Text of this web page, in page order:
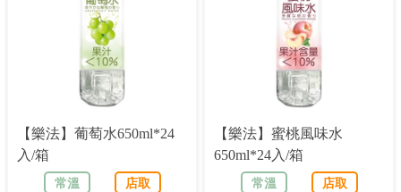
【樂法】葡萄水650ml*24
入/箱
常溫
店取
【樂法】蜜桃風味水
650ml*24入/箱
常溫
店取